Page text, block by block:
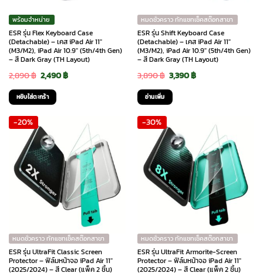
พร้อมจำหน่าย
ESR รุ่น Flex Keyboard Case
(Detachable) – เคส iPad Air 11″
(M3/M2), iPad Air 10.9″ (5th/4th Gen)
– สี Dark Gray (TH Layout)
2,890฿ Original
price
was:
2,890 ฿.
2,490฿Current
2,490 ฿.
หยิบใส่ตะกร้า
หมดชั่วคราว ทักแชทเช็คสต๊อกสาขา
ESR รุ่น Shift Keyboard Case
(Detachable) – เคส iPad Air 11″
(M3/M2), iPad Air 10.9″ (5th/4th Gen)
– สี Dark Gray (TH Layout)
3,890฿ Original
price
was:
3,890 ฿.
3,390฿Current
3,390 ฿.
อ่านเพิ่ม
-20%
หมดชั่วคราว ทักแชทเช็คสต๊อกสาขา
ESR รุ่น UltraFit Classic Screen
Protector – ฟิล์มหน้าจอ iPad Air 11″
(2025/2024) – สี Clear (แพ็ค 2 ชิ้น)
-30%
หมดชั่วคราว ทักแชทเช็คสต๊อกสาขา
ESR รุ่น UltraFit Armorite-Screen
Protector – ฟิล์มหน้าจอ iPad Air 11″
(2025/2024) – สี Clear (แพ็ค 2 ชิ้น)